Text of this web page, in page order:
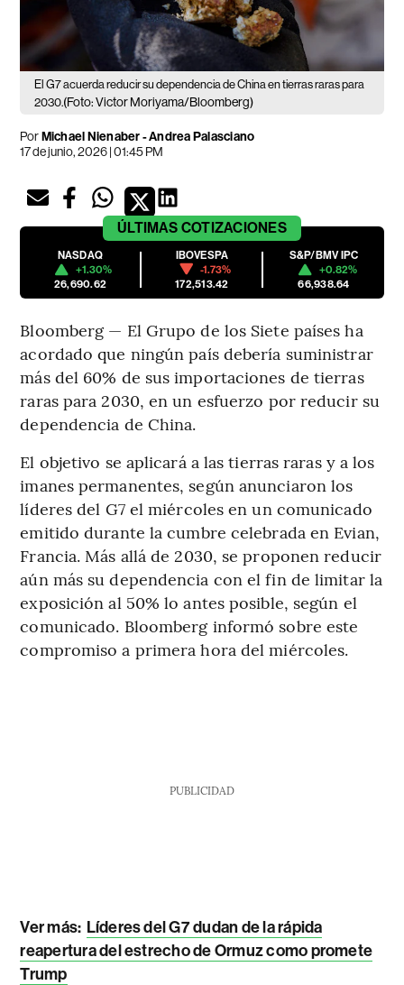
El G7 acuerda reducir su dependencia de China en tierras raras para
2030.(Foto: Victor Moriyama/Bloomberg)
PorMichael Nienaber - Andrea Palasciano
17 de junio, 2026 | 01:45 PM
ÚLTIMAS COTIZACIONES
NASDAQ
+1.30%
26,690.62
IBOVESPA
-1.73%
172,513.42
S&P/BMV IPC
+0.82%
66,938.64
Bloomberg — El Grupo de los Siete países ha
acordado que ningún país debería suministrar
más del 60% de sus importaciones de tierras
raras para 2030, en un esfuerzo por reducir su
dependencia de China.
El objetivo se aplicará a las tierras raras y a los
imanes permanentes, según anunciaron los
líderes del G7 el miércoles en un comunicado
emitido durante la cumbre celebrada en Evian,
Francia. Más allá de 2030, se proponen reducir
aún más su dependencia con el fin de limitar la
exposición al 50% lo antes posible, según el
comunicado. Bloomberg informó sobre este
compromiso a primera hora del miércoles.
PUBLICIDAD
Ver más: Líderes del G7 dudan de la rápida
reapertura del estrecho de Ormuz como promete
Trump